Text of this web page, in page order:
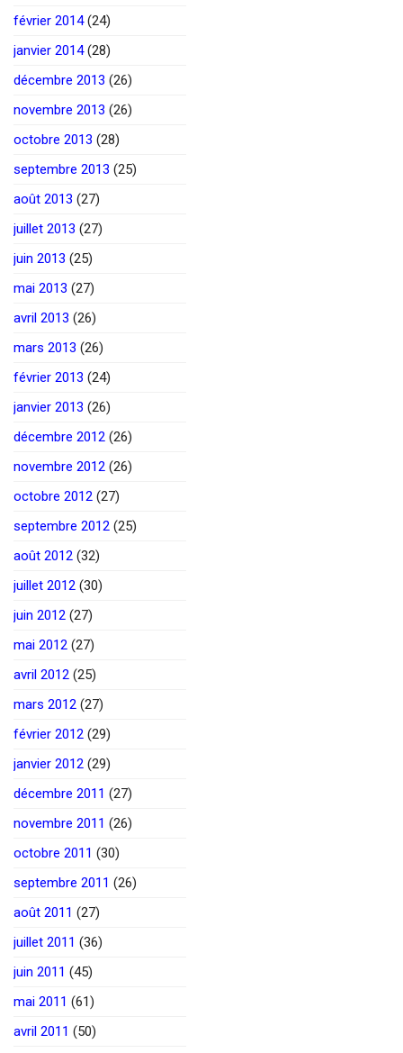
février 2014(24)
janvier 2014(28)
décembre 2013 (26)
novembre 2013 (26)
octobre 2013 (28)
septembre 2013 (25)
août 2013 (27)
juillet 2013 (27)
juin 2013 (25)
mai 2013 (27)
avril 2013 (26)
mars 2013 (26)
février 2013 (24)
janvier 2013 (26)
décembre 2012 (26)
novembre 2012 (26)
octobre 2012 (27)
septembre 2012 (25)
août 2012 (32)
juillet 2012 (30)
juin 2012 (27)
mai 2012 (27)
avril 2012 (25)
mars 2012 (27)
février 2012 (29)
janvier 2012 (29)
décembre 2011 (27)
novembre 2011 (26)
octobre 2011 (30)
septembre 2011 (26)
août 2011 (27)
juillet 2011 (36)
juin 2011 (45)
mai 2011 (61)
avril 2011 (50)